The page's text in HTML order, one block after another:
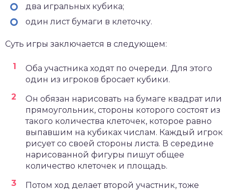
два игральных кубика;
один лист бумаги в клеточку.
Суть игры заключается в следующем:
Оба участника ходят по очереди. Для этого
один из игроков бросает кубики.
Он обязан нарисовать на бумаге квадрат или
прямоугольник, стороны которого состоят из
такого количества клеточек, которое равно
выпавшим на кубиках числам. Каждый игрок
рисует со своей стороны листа. В середине
нарисованной фигуры пишут общее
количество клеточек и площадь.
Потом ход делает второй участник, тоже